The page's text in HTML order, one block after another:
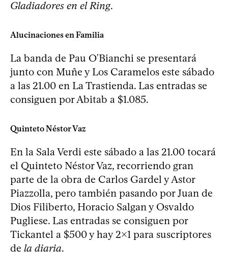
Gladiadores en el Ring.
Alucinaciones en Familia
La banda de Pau O'Bianchi se presentará
junto con Muñe y Los Caramelos este sábado
a las 21.00 en La Trastienda. Las entradas se
consiguen por Abitab a $1.085.
Quinteto Néstor Vaz
En la Sala Verdi este sábado a las 21.00 tocará
el Quinteto Néstor Vaz, recorriendo gran
parte de la obra de Carlos Gardel y Astor
Piazzolla, pero también pasando por Juan de
Dios Filiberto, Horacio Salgan y Osvaldo
Pugliese. Las entradas se consiguen por
Tickantel a $500 y hay 2x1 para suscriptores
de la diaria.